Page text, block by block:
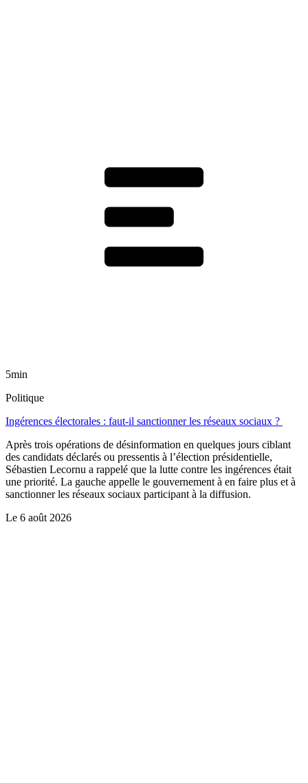
5min
Politique
Ingérences électorales : faut-il sanctionner les réseaux sociaux ?
Après trois opérations de désinformation en quelques jours ciblant
des candidats déclarés ou pressentis à l’élection présidentielle,
Sébastien Lecornu a rappelé que la lutte contre les ingérences était
une priorité. La gauche appelle le gouvernement à en faire plus et à
sanctionner les réseaux sociaux participant à la diffusion.
Le 6 août 2026